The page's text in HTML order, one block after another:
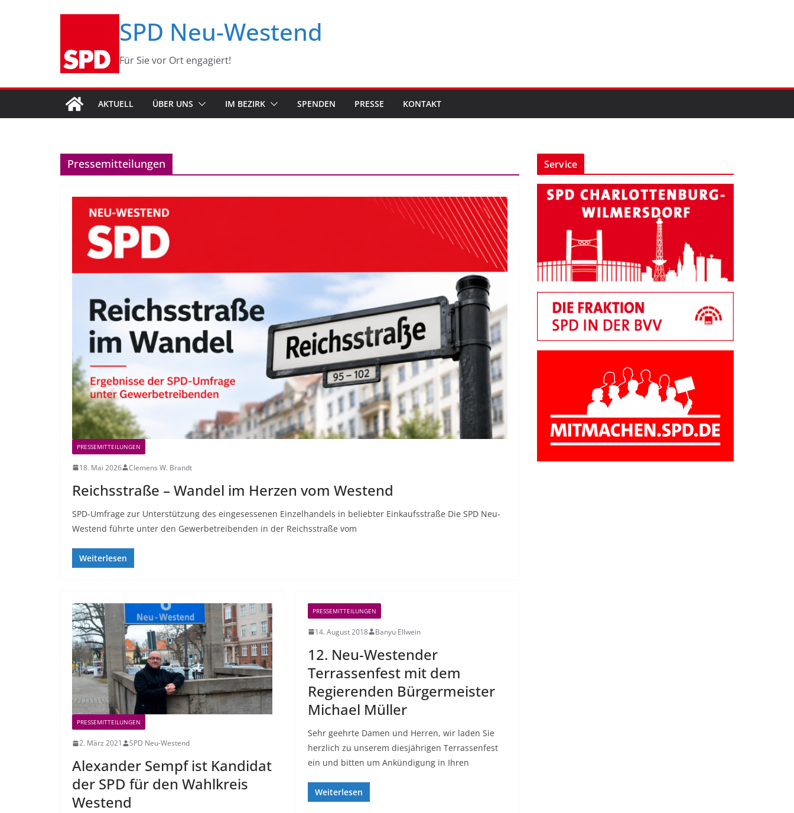
SPD Neu-Westend
Für Sie vor Ort engagiert!
AKTUELL ÜBER UNS IM BEZIRK SPENDEN PRESSE KONTAKT
Pressemitteilungen
PRESSEMITTEILUNGEN
18. Mai 2026 Clemens W. Brandt
Reichsstraße – Wandel im Herzen vom Westend
SPD-Umfrage zur Unterstützung des eingesessenen Einzelhandels in beliebter Einkaufsstraße Die SPD Neu-
Westend führte unter den Gewerbetreibenden in der Reichsstraße vom
Weiterlesen
PRESSEMITTEILUNGEN
2. März 2021 SPD Neu-Westend
Alexander Sempf ist Kandidat
der SPD für den Wahlkreis
Westend
PRESSEMITTEILUNGEN
14. August 2018 Banyu Ellwein
12. Neu-Westender
Terrassenfest mit dem
Regierenden Bürgermeister
Michael Müller
Sehr geehrte Damen und Herren, wir laden Sie
herzlich zu unserem diesjährigen Terrassenfest
ein und bitten um Ankündigung in Ihren
Weiterlesen
Service